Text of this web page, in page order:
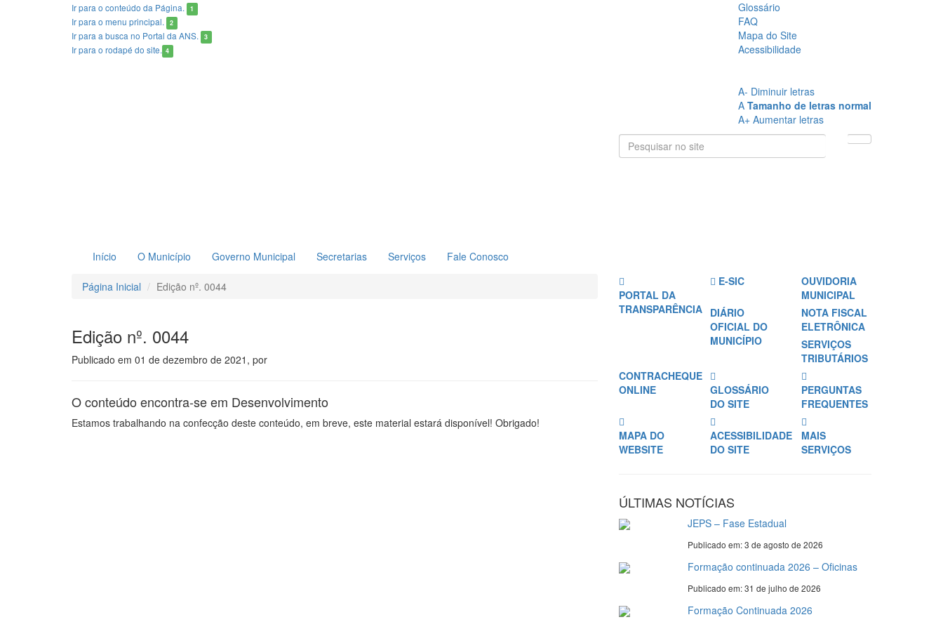
Ir para o conteúdo da Página. 1
Ir para o menu principal. 2
Ir para a busca no Portal da ANS. 3
Ir para o rodapé do site. 4
Glossário
FAQ
Mapa do Site
Acessibilidade
A- Diminuir letras
A Tamanho de letras normal
A+ Aumentar letras
Início O Município Governo Municipal Secretarias Serviços Fale Conosco
Página Inicial Edição nº. 0044
Edição nº. 0044
Publicado em 01 de dezembro de 2021 , por
O conteúdo encontra-se em Desenvolvimento
Estamos trabalhando na confecção deste conteúdo, em breve, este material estará disponível! Obrigado!
PORTAL DA
TRANSPARÊNCIA
E-SIC
OUVIDORIA
MUNICIPAL
DIÁRIO
OFICIAL DO
MUNICÍPIO
NOTA FISCAL
ELETRÔNICA
SERVIÇOS
TRIBUTÁRIOS
CONTRACHEQUE
ONLINE
GLOSSÁRIO
DO SITE
PERGUNTAS
FREQUENTES
MAPA DO
WEBSITE
ACESSIBILIDADE
DO SITE
MAIS
SERVIÇOS
ÚLTIMAS NOTÍCIAS
JEPS – Fase Estadual
Publicado em: 3 de agosto de 2026
Formação continuada 2026 – Oficinas
Publicado em: 31 de julho de 2026
Formação Continuada 2026